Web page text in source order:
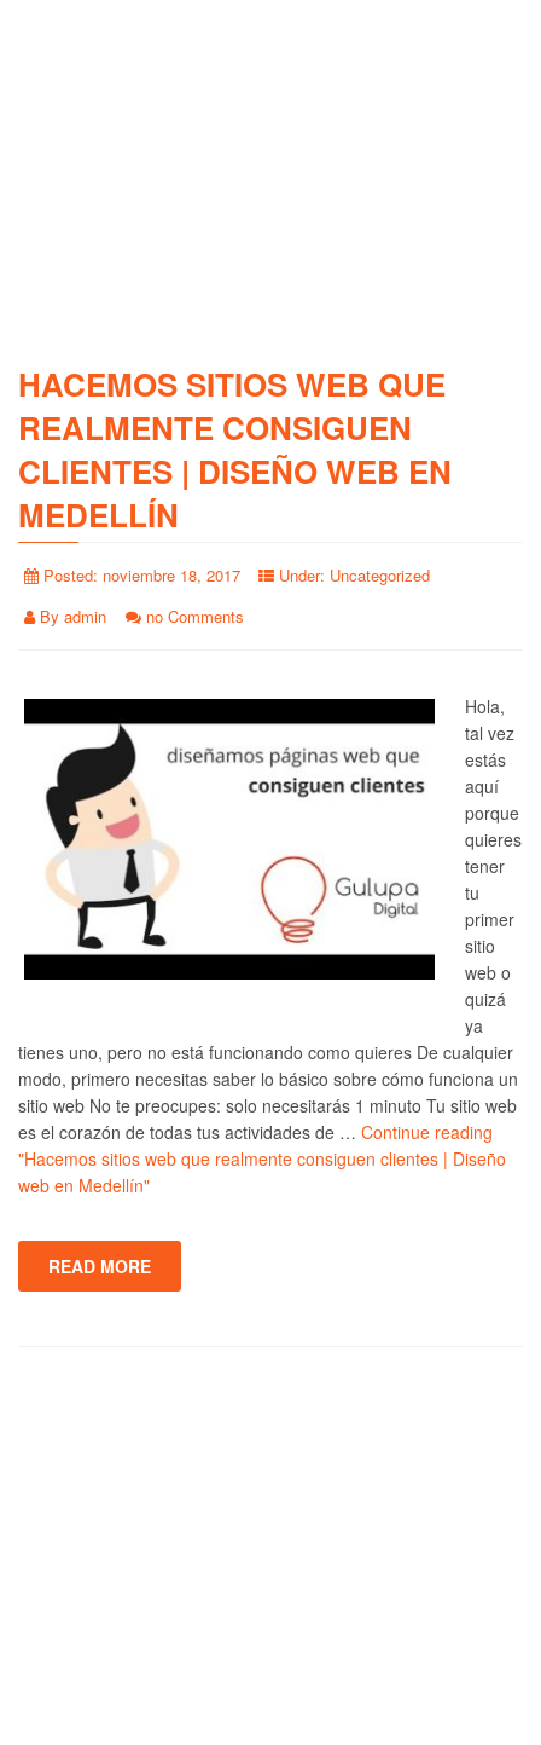
HACEMOS SITIOS WEB QUE
REALMENTE CONSIGUEN
CLIENTES | DISEÑO WEB EN
MEDELLÍN
Posted: noviembre 18, 2017 Under: Uncategorized
By admin no Comments
Hola,
tal vez
estás
aquí
porque
quieres
tener
tu
primer
sitio
web o
quizá
ya
tienes uno, pero no está funcionando como quieres De cualquier
modo, primero necesitas saber lo básico sobre cómo funciona un
sitio web No te preocupes: solo necesitarás 1 minuto Tu sitio web
es el corazón de todas tus actividades de … Continue reading
"Hacemos sitios web que realmente consiguen clientes | Diseño
web en Medellín"
READ MORE